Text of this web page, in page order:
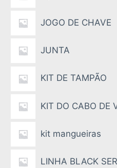
JOGO DE CHAVE
JUNTA
KIT DE TAMPÃO
KIT DO CABO DE
kit mangueiras
LINHA BLACK